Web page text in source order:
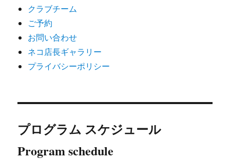
クラブチーム
ご予約
お問い合わせ
ネコ店長ギャラリー
プライバシーポリシー
プログラム スケジュール
Program schedule